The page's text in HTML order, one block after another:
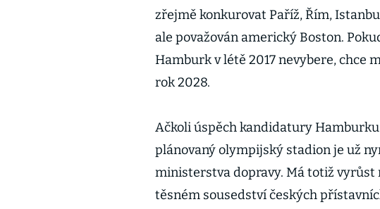
zřejmě konkurovat Paříž, Řím,
ale považován americký Boston.
Hamburk v létě 2017 nevybere, chce
rok 2028.
Ačkoli úspěch kandidatury
plánovaný olympijský stadion je už
ministerstva dopravy. Má totiž vyrůst
těsném sousedství českých